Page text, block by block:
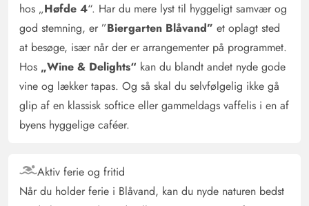
hos „Høfde 4“. Har du mere lyst til hyggeligt samvær og
god stemning, er ”Biergarten Blåvand” et oplagt sted
at besøge, især når der er arrangementer på programmet.
Hos „Wine & Delights“ kan du blandt andet nyde gode
vine og lækker tapas. Og så skal du selvfølgelig ikke gå
glip af en klassisk softice eller gammeldags vaffelis i en af
byens hyggelige caféer.
Aktiv ferie og fritid
Når du holder ferie i Blåvand, kan du nyde naturen bedst